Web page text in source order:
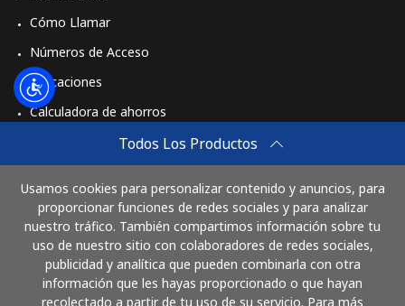
Todos Los Productos
Usamos cookies para personalizar contenido y anuncios, para
proporcionar funciones de redes sociales y para analizar
nuestro tráfico. También compartimos información sobre tu
uso de nuestro sitio con colaboradores de redes sociales,
publicidad y analítica que pueden combinarla con otra
información que les hayas proporcionado o que hayan
recolectado a partir de tu uso de su servicio. Para más
Cómo Llamar
Números de Acceso
Aplicaciones
Calculadora de ahorros
Comprar
Cómo funciona
Paga con